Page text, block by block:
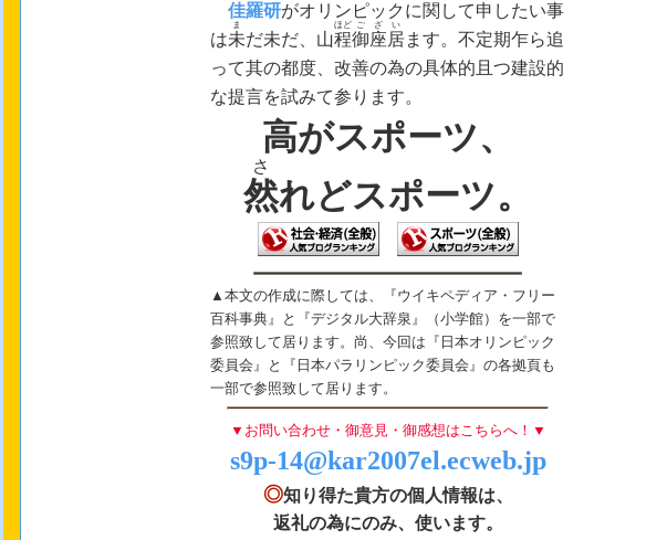
佳羅研がオリンピックに関して申したい事
は未
ま
だ未だ、山程
ほど
御
ご
座
ざ
居
い
ます。不定期乍ら追
って其の都度、 改善の為の具体的且つ建設的
な提言を試みて参ります。
高がスポーツ、
然
さ
れどスポーツ。
▲本文の作成に際しては、『ウイキペディア・フリー
百科事典』と『デジタル大辞泉』（小学館）を一部で
参照致して居ります。尚、今回は『日本オリンピック
委員会』と『日本パラリンピック委員会』の各拠頁も
一部で参照致して居ります。
▼お問い合わせ・御意見・御感想はこちらへ！▼
s9p-14@kar2007el.ecweb.jp
◎知り得た貴方の個人情報は、
返礼の為にのみ、使います。